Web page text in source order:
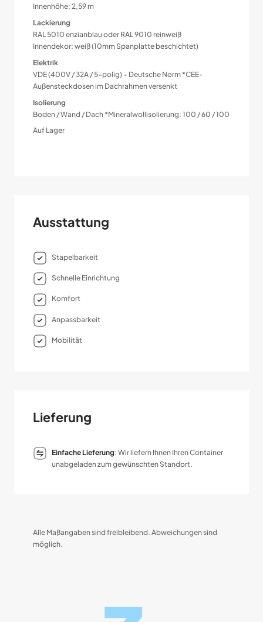
Innenhöhe: 2,59 m
Lackierung
RAL 5010 enzian­blau oder RAL 9010 rein­weiß
Innendekor: weiß (10mm Span­platte beschichtet)
Elektrik
VDE (400V / 32A / 5-polig) – Deutsche Norm *CEE-
Außensteckdosen im Dachrahmen versenkt
Isolierung
Boden / Wand / Dach *Mineralwollisolierung: 100 / 60 / 100
Auf Lager
Ausstattung
Stapelbarkeit
Schnelle Einrichtung
Komfort
Anpassbarkeit
Mobilität
Lieferung
Einfache Lieferung: Wir liefern Ihnen Ihren Container
unabgeladen zum gewünschten Standort.
Alle Maßangaben sind freibleibend. Abweichungen sind
möglich.